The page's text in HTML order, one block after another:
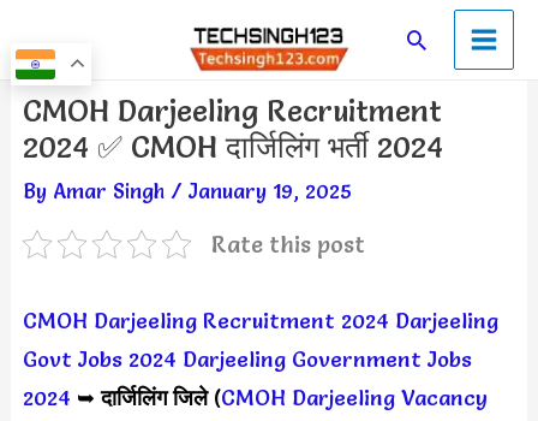
to
content
SearchMain
Menu
CMOH Darjeeling Recruitment
2024 ✅ CMOH दार्जिलिंग भर्ती 2024
By Amar Singh / January 19, 2025
Rate this post
CMOH Darjeeling Recruitment 2024 Darjeeling
Govt Jobs 2024 Darjeeling Government Jobs
2024 ➥दार्जिलिंग जिले(CMOH Darjeeling Vacancy
Post
navigation